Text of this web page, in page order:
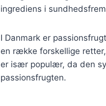
ingrediens i
I Danmark er
en række forskellige
er især populær, da den
passionsfrugten.